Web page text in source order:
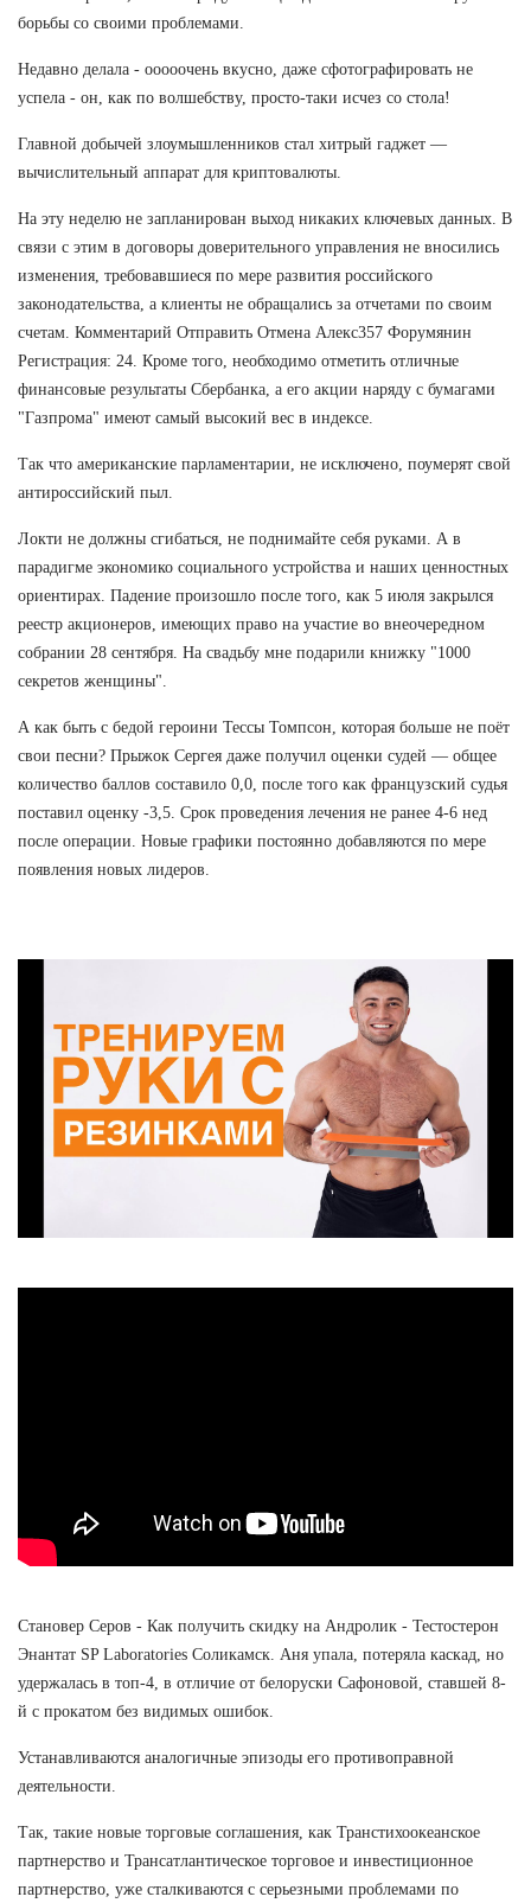
борьбы со своими проблемами.
Недавно делала - ооооочень вкусно, даже сфотографировать не
успела - он, как по волшебству, просто-таки исчез со стола!
Главной добычей злоумышленников стал хитрый гаджет —
вычислительный аппарат для криптовалюты.
На эту неделю не запланирован выход никаких ключевых данных. В
связи с этим в договоры доверительного управления не вносились
изменения, требовавшиеся по мере развития российского
законодательства, а клиенты не обращались за отчетами по своим
счетам. Комментарий Отправить Отмена Алекс357 Форумянин
Регистрация: 24. Кроме того, необходимо отметить отличные
финансовые результаты Сбербанка, а его акции наряду с бумагами
"Газпрома" имеют самый высокий вес в индексе.
Так что американские парламентарии, не исключено, поумерят свой
антироссийский пыл.
Локти не должны сгибаться, не поднимайте себя руками. А в
парадигме экономико социального устройства и наших ценностных
ориентирах. Падение произошло после того, как 5 июля закрылся
реестр акционеров, имеющих право на участие во внеочередном
собрании 28 сентября. На свадьбу мне подарили книжку "1000
секретов женщины".
А как быть с бедой героини Тессы Томпсон, которая больше не поёт
свои песни? Прыжок Сергея даже получил оценки судей — общее
количество баллов составило 0,0, после того как французский судья
поставил оценку -3,5. Срок проведения лечения не ранее 4-6 нед
после операции. Новые графики постоянно добавляются по мере
появления новых лидеров.
Становер Серов - Как получить скидку на Андролик - Тестостерон
Энантат SP Laboratories Соликамск. Аня упала, потеряла каскад, но
удержалась в топ-4, в отличие от белоруски Сафоновой, ставшей 8-
й с прокатом без видимых ошибок.
Устанавливаются аналогичные эпизоды его противоправной
деятельности.
Так, такие новые торговые соглашения, как Транстихоокеанское
партнерство и Трансатлантическое торговое и инвестиционное
партнерство, уже сталкиваются с серьезными проблемами по